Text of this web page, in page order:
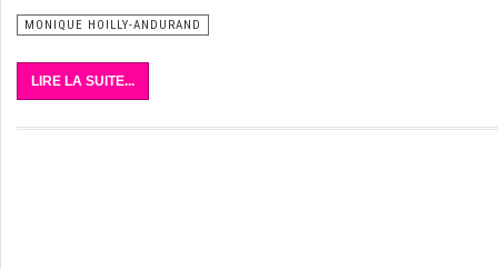
MONIQUE HOILLY-ANDURAND
LIRE LA SUITE...